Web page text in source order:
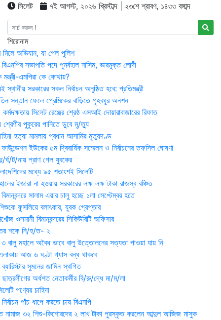
সিলেট ৭ই আগস্ট, ২০২৬ খ্রিস্টাব্দ | ২৩শে শ্রাবণ, ১৪৩৩ বঙ্গাব্দ
শিরোনাম
মিলে অভিযান, যা পেল পুলিশ
সভাপতি পদে পুনর্বহাল নাসিম, ভারমুক্ত লোদী
মন্ত্রী-এমপিরা কে কোথায়?
সরকারের সকল নির্বাচন অনুষ্ঠিত হবে: প্রতিমন্ত্রী
সন্তান ফেলে প্রেমিকের বাড়িতে গৃহবধূর অনশন
সিলেট রেঞ্জের শ্রেষ্ঠ এসআই দোয়ারাবাজারের রিফাত
শ্রেণীর পুকুরের পানিতে ডুবে মৃ/ত্যু
হত্যা মামলায় প্রধান আসামির মৃত্যুদণ্ড
ইউকের ৫ম দ্বিবার্ষিক সম্মেলন ও নির্বাচনের তফসিল ঘোষণা
ট/নায় প্রাণ গেল যুবকের
মধ্যে ৯৫ শতাংশই সিলেটি
ইজারা না হওয়ায় সরকারের লক্ষ লক্ষ টাকা রাজস্ব বঞ্চিত
সালাম এয়ার চালু হচ্ছে ১লা সেপ্টেম্বর হতে
ফুসলিয়ে বলাৎকার, যুবক গ্রেপ্তার
ওসমানী বিমানবন্দরের সিকিউরিটি অফিসার
শকে নি/হ/ত- ২
বালু মহালে অবৈধ ভাবে বালু উত্তোলনের সত্যতা পাওয়া যায় নি
আজ ৬ ঘণ্টা গ্যাস বন্ধ থাকবে
সুমনের জামিন স্থগিত
ছাত্রলীগের অর্ধশত নেতাকর্মীর বি/রু/দ্ধে মা/ম/লা
পণ্যের চাহিদা
পাঁচ ধাপে করতে চায় বিএনপি
নামাজ ৩২ শিশু-কিশোরদের ২ লাখ টাকা পুরস্কৃত করলেন আব্দুল আজিজ মাসুক